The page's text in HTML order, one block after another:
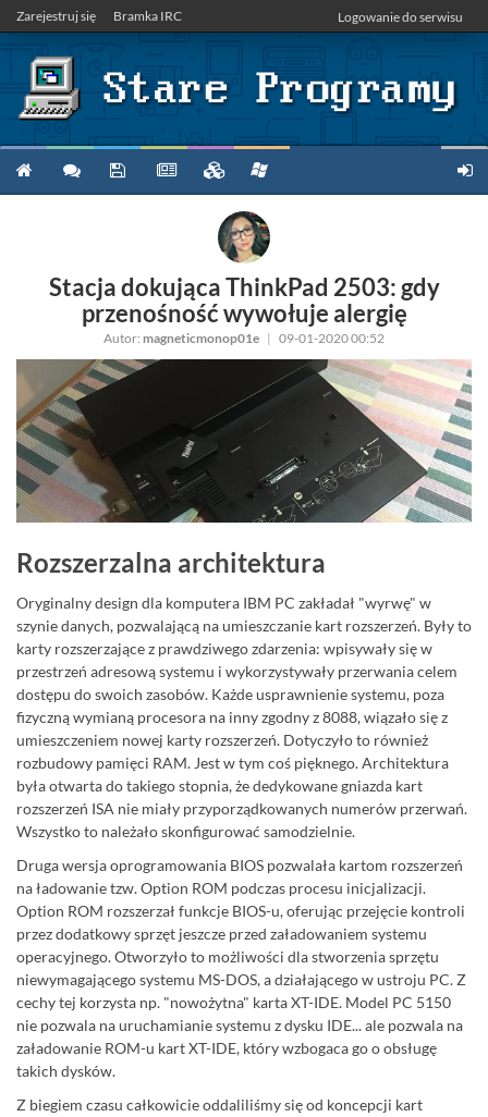
Zarejestruj się Bramka IRC Logowanie do serwisu
Stacja dokująca ThinkPad 2503: gdy
przenośność wywołuje alergię
Autor: magneticmonop01e | 09-01-2020 00:52
Rozszerzalna architektura
Oryginalny design dla komputera IBM PC zakładał "wyrwę" w
szynie danych, pozwalającą na umieszczanie kart rozszerzeń. Były to
karty rozszerzające z prawdziwego zdarzenia: wpisywały się w
przestrzeń adresową systemu i wykorzystywały przerwania celem
dostępu do swoich zasobów. Każde usprawnienie systemu, poza
fizyczną wymianą procesora na inny zgodny z 8088, wiązało się z
umieszczeniem nowej karty rozszerzeń. Dotyczyło to również
rozbudowy pamięci RAM. Jest w tym coś pięknego. Architektura
była otwarta do takiego stopnia, że dedykowane gniazda kart
rozszerzeń ISA nie miały przyporządkowanych numerów przerwań.
Wszystko to należało skonfigurować samodzielnie.
Druga wersja oprogramowania BIOS pozwalała kartom rozszerzeń
na ładowanie tzw. Option ROM podczas procesu inicjalizacji.
Option ROM rozszerzał funkcje BIOS-u, oferując przejęcie kontroli
przez dodatkowy sprzęt jeszcze przed załadowaniem systemu
operacyjnego. Otworzyło to możliwości dla stworzenia sprzętu
niewymagającego systemu MS-DOS, a działającego w ustroju PC. Z
cechy tej korzysta np. "nowożytna" karta XT-IDE. Model PC 5150
nie pozwala na uruchamianie systemu z dysku IDE... ale pozwala na
załadowanie ROM-u kart XT-IDE, który wzbogaca go o obsługę
takich dysków.
Z biegiem czasu całkowicie oddaliliśmy się od koncepcji kart